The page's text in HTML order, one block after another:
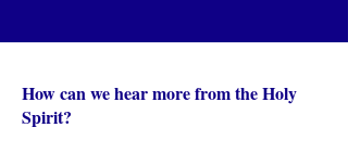
How can we hear more from the Holy
Spirit?